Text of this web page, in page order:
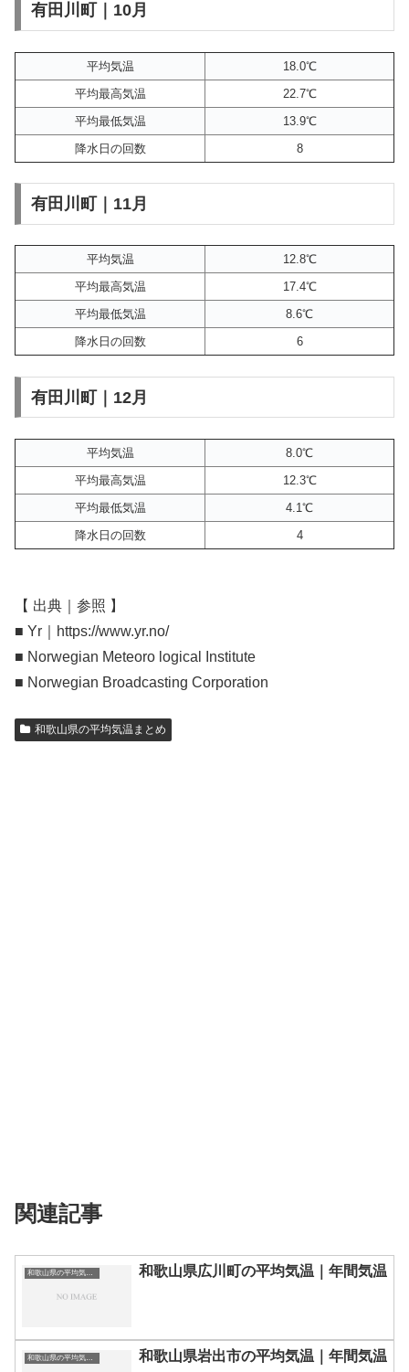
有田川町｜10月
平均気温
18.0℃
平均最高気温
22.7℃
平均最低気温
13.9℃
降水日の回数
8
有田川町｜11月
平均気温
12.8℃
平均最高気温
17.4℃
平均最低気温
8.6℃
降水日の回数
6
有田川町｜12月
平均気温
8.0℃
平均最高気温
12.3℃
平均最低気温
4.1℃
降水日の回数
4
【 出典｜参照 】
■ Yr｜https://www.yr.no/
■ Norwegian Meteoro logical Institute
■ Norwegian Broadcasting Corporation
和歌山県の平均気温まとめ
関連記事
和歌山県の平均気温まとめ 和歌山県広川町の平均気温｜年間気温
和歌山県の平均気温まとめ 和歌山県岩出市の平均気温｜年間気温